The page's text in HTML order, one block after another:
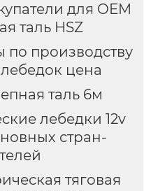
для OEM
таль HSZ
производству
цена
таль 6м
лебедки 12v
стран-
тяговая